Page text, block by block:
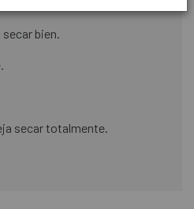
secar bien.
secar totalmente.